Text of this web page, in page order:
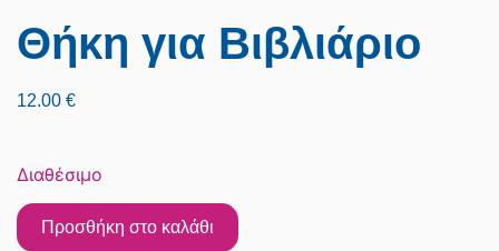
Θήκη για Βιβλιάριο
12.00 €
Διαθέσιμο
Προσθήκη στο καλάθι